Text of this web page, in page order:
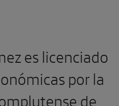
es licenciado
por la
de